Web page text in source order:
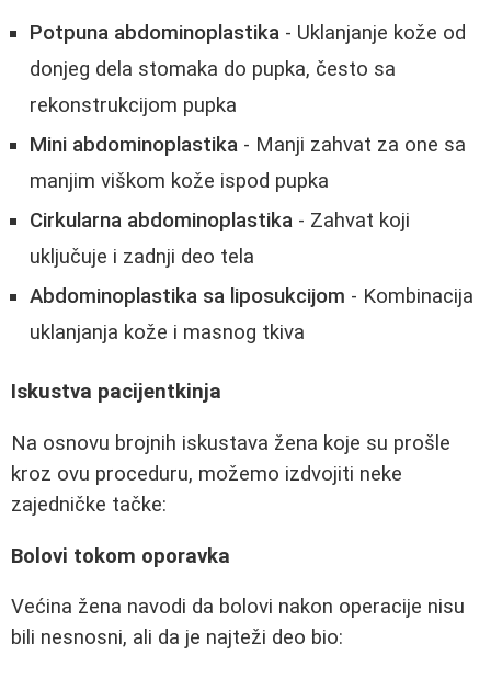
Potpuna abdominoplastika - Uklanjanje kože od
donjeg dela stomaka do pupka, često sa
rekonstrukcijom pupka
Mini abdominoplastika - Manji zahvat za one sa
manjim viškom kože ispod pupka
Cirkularna abdominoplastika - Zahvat koji
uključuje i zadnji deo tela
Abdominoplastika sa liposukcijom - Kombinacija
uklanjanja kože i masnog tkiva
Iskustva pacijentkinja
Na osnovu brojnih iskustava žena koje su prošle
kroz ovu proceduru, možemo izdvojiti neke
zajedničke tačke:
Bolovi tokom oporavka
Većina žena navodi da bolovi nakon operacije nisu
bili nesnosni, ali da je najteži deo bio: